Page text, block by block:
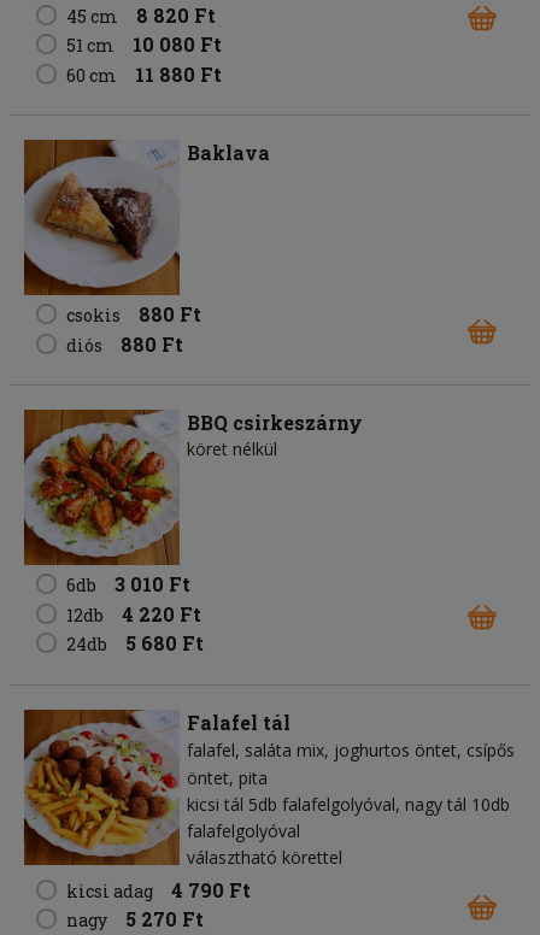
45 cm 8 820 Ft
51 cm 10 080 Ft
60 cm 11 880 Ft
Baklava
csokis 880 Ft
diós 880 Ft
BBQ csirkeszárny
köret nélkül
6db 3 010 Ft
12db 4 220 Ft
24db 5 680 Ft
Falafel tál
falafel saláta mix joghurtos öntet csípős
öntet pita
kicsi tál 5db falafelgolyóval, nagy tál 10db
falafelgolyóval
választható körettel
kicsi adag
4 790 Ft
nagy 5 270 Ft